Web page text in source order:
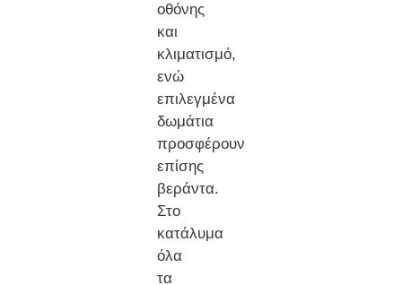
οθόνης
και
κλιματισμό,
ενώ
επιλεγμένα
δωμάτια
προσφέρουν
επίσης
βεράντα.
Στο
κατάλυμα
όλα
τα